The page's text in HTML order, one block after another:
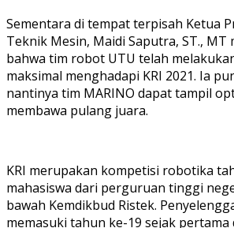
Sementara di tempat terpisah Ketua
Teknik Mesin, Maidi Saputra, ST., MT
bahwa tim robot UTU telah
maksimal menghadapi KRI 2021. Ia
nantinya tim MARINO dapat tampil
membawa pulang juara.
KRI merupakan kompetisi robotika
mahasiswa dari perguruan tinggi
bawah Kemdikbud Ristek.
memasuki tahun ke-19 sejak pertama